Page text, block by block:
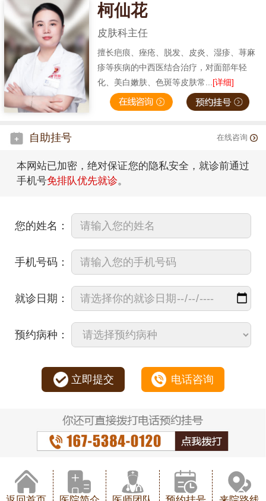
柯仙花
皮肤科主任
擅长疤痕、痤疮、脱发、皮炎、湿疹、荨麻
疹等疾病的中西医结合治疗，对面部年轻
化、美白嫩肤、色斑等皮肤常... [详细]
自助挂号 在线咨询
本网站已加密，绝对保证您的隐私安全，就诊前通过
手机号免排队优先就诊。
您的姓名：
手机号码：
就诊日期：
预约病种：
立即提交 电话咨询